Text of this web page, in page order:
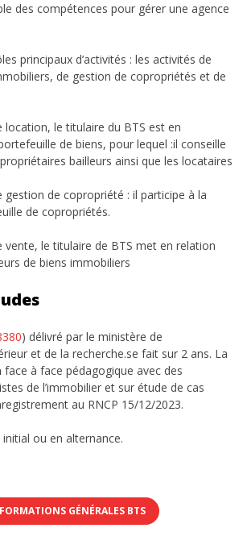
des compétences pour gérer une agence
principaux d’activités : les activités de
de gestion de copropriétés et de
location, le titulaire du BTS est en
de biens, pour lequel :il conseille
bailleurs ainsi que les locataires
gestion de copropriété : il participe à la
de copropriétés.
vente, le titulaire de BTS met en relation
de biens immobiliers
) délivré par le ministère de
et de la recherche.se fait sur 2 ans. La
à face pédagogique avec des
de l’immobilier et sur étude de cas
au RNCP 15/12/2023.
ou en alternance.
GÉNÉRALES BTS